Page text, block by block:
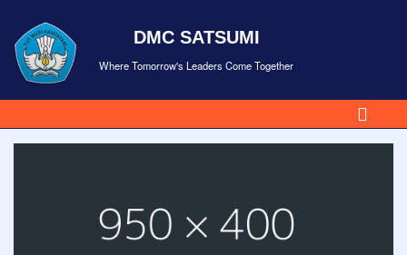
DMC SATSUMI
Where Tomorrow's Leaders Come Together